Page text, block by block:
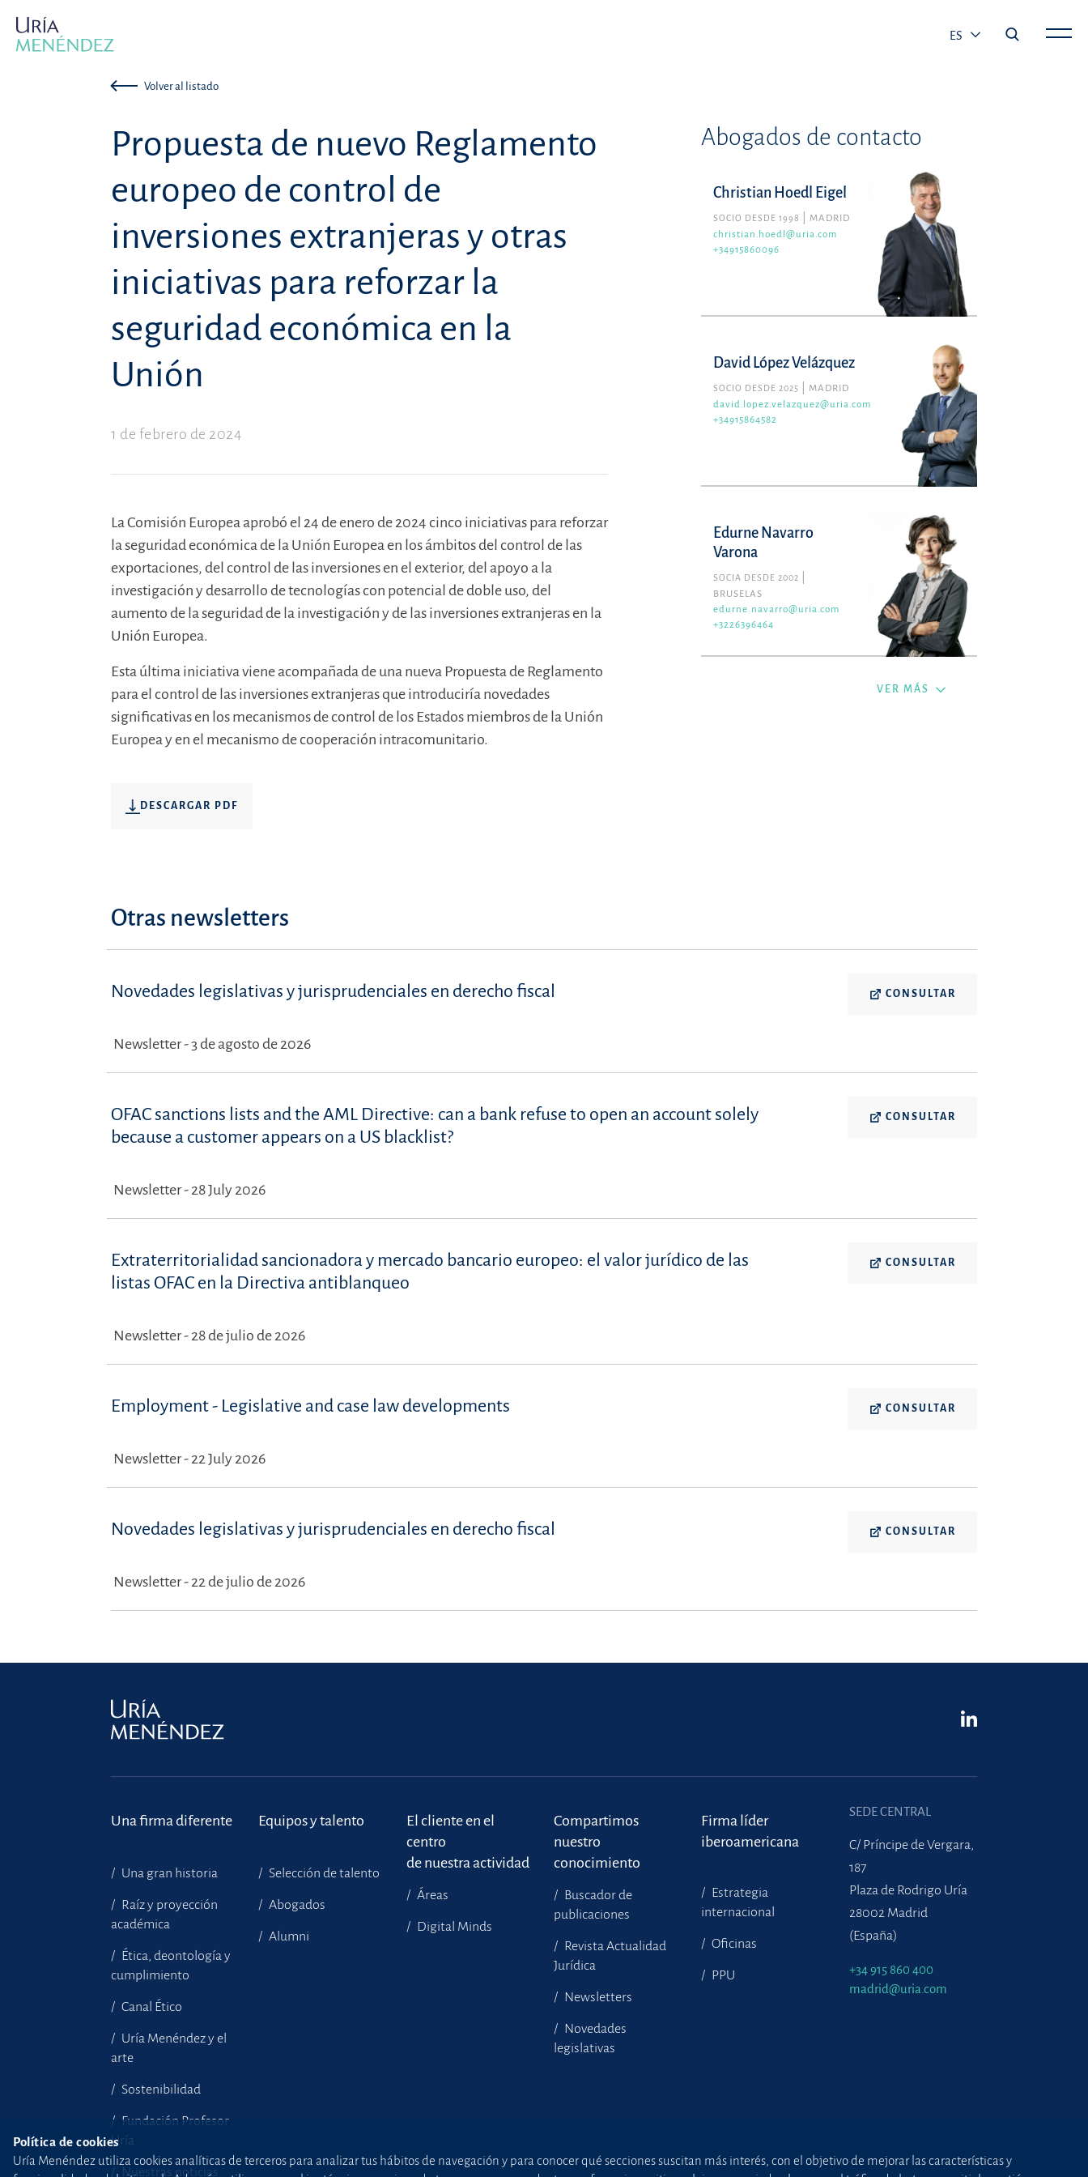
ES
Volver al listado
Propuesta de nuevo Reglamento
europeo de control de
inversiones extranjeras y otras
iniciativas para reforzar la
seguridad económica en la
Unión
1 de febrero de 2024
La Comisión Europea aprobó el 24 de enero de 2024 cinco iniciativas para reforzar
la seguridad económica de la Unión Europea en los ámbitos del control de las
exportaciones, del control de las inversiones en el exterior, del apoyo a la
investigación y desarrollo de tecnologías con potencial de doble uso, del
aumento de la seguridad de la investigación y de las inversiones extranjeras en la
Unión Europea.
Esta última iniciativa viene acompañada de una nueva Propuesta de Reglamento
para el control de las inversiones extranjeras que introduciría novedades
significativas en los mecanismos de control de los Estados miembros de la Unión
Europea y en el mecanismo de cooperación intracomunitario.
DESCARGAR PDF
Abogados de contacto
Christian Hoedl Eigel
SOCIO DESDE 1998
MADRID
christian.hoedl@uria.com
+34915860096
David López Velázquez
SOCIO DESDE 2025
MADRID
david.lopez.velazquez@uria.com
+34915864582
Edurne Navarro
Varona
SOCIA DESDE 2002
BRUSELAS
edurne.navarro@uria.com
+3226396464
VER MÁS
Otras newsletters
Novedades legislativas y jurisprudenciales en derecho fiscal CONSULTAR
Newsletter - 3 de agosto de 2026
OFAC sanctions lists and the AML Directive: can a bank refuse to open an account solely
because a customer appears on a US blacklist?
CONSULTAR
Newsletter - 28 July 2026
Extraterritorialidad sancionadora y mercado bancario europeo: el valor jurídico de las
listas OFAC en la Directiva antiblanqueo
CONSULTAR
Newsletter - 28 de julio de 2026
Employment - Legislative and case law developments CONSULTAR
Newsletter - 22 July 2026
Novedades legislativas y jurisprudenciales en derecho fiscal CONSULTAR
Newsletter - 22 de julio de 2026
Una firma diferente
Una gran historia
Raíz y proyección
académica
Ética, deontología y
cumplimiento
Canal Ético
Uría Menéndez y el
arte
Sostenibilidad
Fundación Profesor
Uría
Nuestras noticias
Equipos y talento
Selección de talento
Abogados
Alumni
El cliente en el
centro
de nuestra actividad
Áreas
Digital Minds
Compartimos
nuestro
conocimiento
Buscador de
publicaciones
Revista Actualidad
Jurídica
Newsletters
Novedades
legislativas
Firma líder
iberoamericana
Estrategia
internacional
Oficinas
PPU
SEDE CENTRAL
C/ Príncipe de Vergara,
187
Plaza de Rodrigo Uría
28002 Madrid
(España)
+34 915 860 400
madrid@uria.com
Política de cookies
Uría Menéndez utiliza cookies analíticas de terceros para analizar tus hábitos de navegación y para conocer qué secciones suscitan más interés, con el objetivo de mejorar las características y